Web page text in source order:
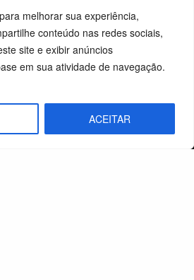
melhorar sua experiência,
conteúdo nas redes sociais,
site e exibir anúncios
em sua atividade de navegação.
ACEITAR